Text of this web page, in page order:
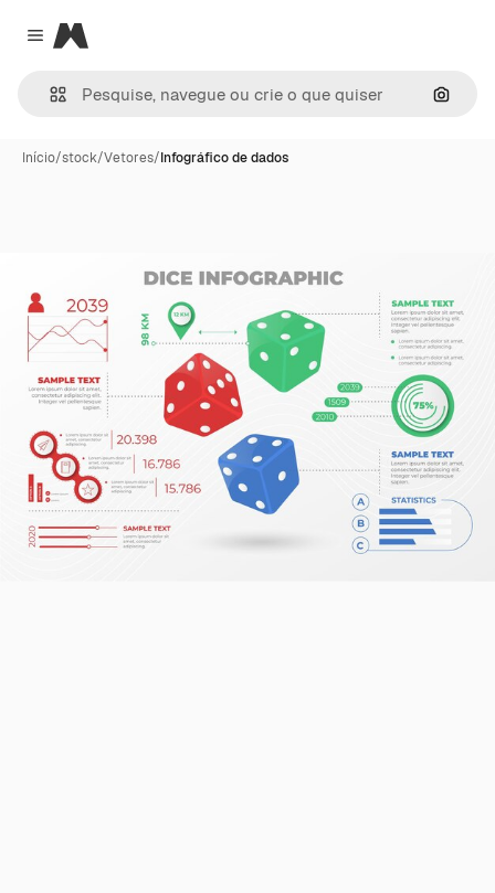
Close menu
Magnific
Início/stock/Vetores/Infográfico de dados